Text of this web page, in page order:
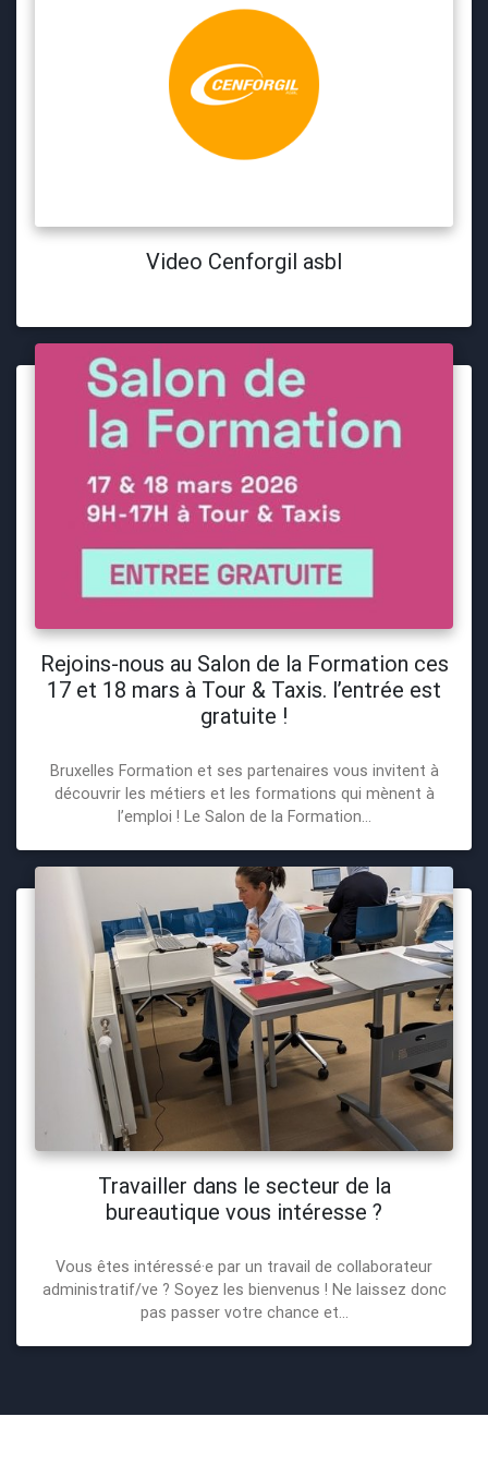
Video Cenforgil asbl
Rejoins-nous au Salon de la Formation ces
17 et 18 mars à Tour & Taxis. l’entrée est
gratuite !
Bruxelles Formation et ses partenaires vous invitent à
découvrir les métiers et les formations qui mènent à
l’emploi ! Le Salon de la Formation...
Travailler dans le secteur de la
bureautique vous intéresse ?
Vous êtes intéressé·e par un travail de collaborateur
administratif/ve ? Soyez les bienvenus ! Ne laissez donc
pas passer votre chance et...